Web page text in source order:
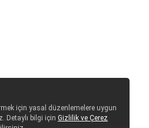
için yasal düzenlemelere uygun
Detaylı bilgi için Gizlilik ve Çerez